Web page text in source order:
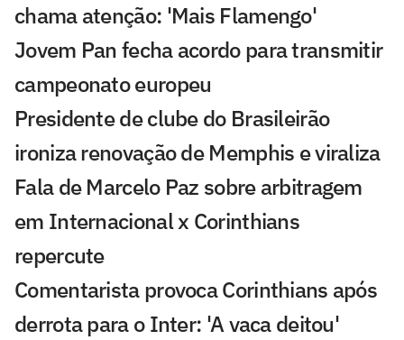
chama atenção: 'Mais Flamengo'
Jovem Pan fecha acordo para transmitir
campeonato europeu
Presidente de clube do Brasileirão
ironiza renovação de Memphis e viraliza
Fala de Marcelo Paz sobre arbitragem
em Internacional x Corinthians
repercute
Comentarista provoca Corinthians após
derrota para o Inter: 'A vaca deitou'